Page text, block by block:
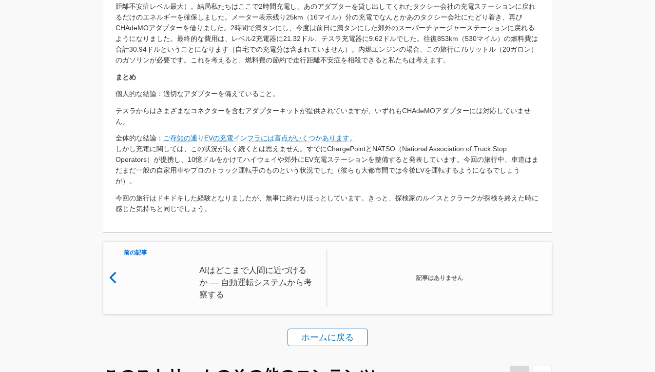
距離不安症レベル最大）。結局私たちはここで2時間充電し、あのアダプターを貸し出してくれたタクシー会社の充電ステーションに戻れ
るだけのエネルギーを確保しました。メーター表示残り25km（16マイル）分の充電でなんとかあのタクシー会社にたどり着き、再び
CHAdeMOアダプターを借りました。2時間で満タンにし、今度は前日に満タンにした郊外のスーパーチャージャーステーションに戻れる
ようになりました。最終的な費用は、レベル2充電器に21.32ドル、テスラ充電器に9.62ドルでした。往復853km（530マイル）の燃料費は
合計30.94ドルということになります（自宅での充電分は含まれていません）。内燃エンジンの場合、この旅行に75リットル（20ガロン）
のガソリンが必要です。これを考えると、燃料費の節約で走行距離不安症を相殺できると私たちは考えます。
まとめ
個人的な結論：適切なアダプターを備えていること。
テスラからはさまざまなコネクターを含むアダプターキットが提供されていますが、いずれもCHAdeMOアダプターには対応していませ
ん。
全体的な結論： ご存知の通り EVの充電インフラには盲点がいくつかあります。
しかし充電に関しては、この状況が長く続くとは思えません。すでにChargePointとNATSO（National Association of Truck Stop
Operators）が提携し、10憶ドルをかけてハイウェイや郊外にEV充電ステーションを整備すると発表しています。今回の旅行中、車道はま
だまだ一般の自家用車やプロのトラック運転手のものという状況でした（彼らも大都市間では今後EVを運転するようになるでしょう
が）。
今回の旅行はドキドキした経験となりましたが、無事に終わりほっとしています。きっと、探検家のルイスとクラークが探検を終えた時に
感じた気持ちと同じでしょう。
前の記事
AIはどこまで人間に近づける
か ― 自動運転システムから考
察する
記事はありません
ホームに戻る